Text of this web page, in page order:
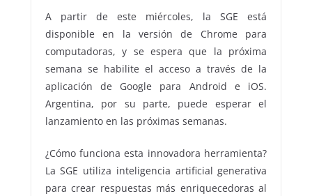
A partir de este miércoles, la SGE está
disponible en la versión de Chrome para
computadoras, y se espera que la próxima
semana se habilite el acceso a través de la
aplicación de Google para Android e iOS.
Argentina, por su parte, puede esperar el
lanzamiento en las próximas semanas.
¿Cómo funciona esta innovadora herramienta?
La SGE utiliza inteligencia artificial generativa
para crear respuestas más enriquecedoras al